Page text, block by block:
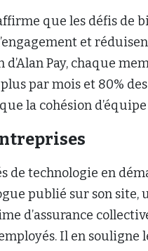
que les défis de
et
Pay, chaque
par mois et 80%
la cohésion d’équipe
de technologie en
publié sur son site,
d’assurance
Il en souligne